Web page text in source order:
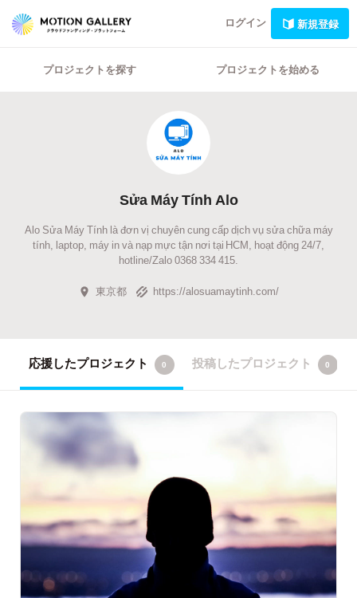
ログイン 新規登録
プロジェクトを探す プロジェクトを始める
Sửa Máy Tính Alo
Alo Sửa Máy Tính là đơn vị chuyên cung cấp dịch vụ sửa chữa máy
tính, laptop, máy in và nạp mực tận nơi tại HCM, hoạt động 24/7,
hotline/Zalo 0368 334 415.
東京都 https://alosuamaytinh.com/
応援したプロジェクト 0 投稿したプロジェクト 0